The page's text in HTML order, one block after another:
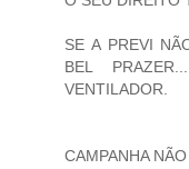
SE A PREVI
BEL
VENTILADOR.
CAMPANHA